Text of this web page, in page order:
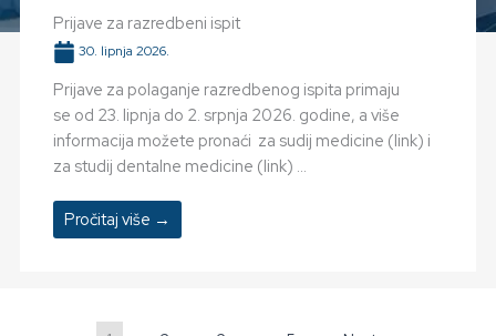
Prijave za razredbeni ispit
30. lipnja 2026.
Prijave za polaganje razredbenog ispita primaju
se od 23. lipnja do 2. srpnja 2026. godine, a više
informacija možete pronaći za sudij medicine (link) i
za studij dentalne medicine (link) ...
Pročitaj više →